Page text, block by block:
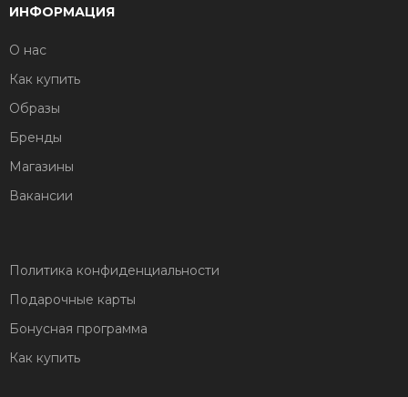
ИНФОРМАЦИЯ
О нас
Как купить
Образы
Бренды
Магазины
Вакансии
Политика конфиденциальности
Подарочные карты
Бонусная программа
Как купить